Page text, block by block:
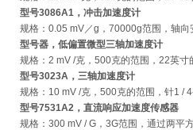
型号3086A1 ，冲击加速度计
规格 ： 0.05 mV／g ， 70000g范围，轴向
型号器，低偏置微型三轴加速度计
规格 ： 2 mV /克， 500克的范围， 22英寸
型号3023A ，三轴加速度计
规格 ： 10 mV /克， 500克的范围，针1 /
型号7531A2 ，直流响应加速度传感器
规格 ： 300 mV / G ， 3G范围，通过两平